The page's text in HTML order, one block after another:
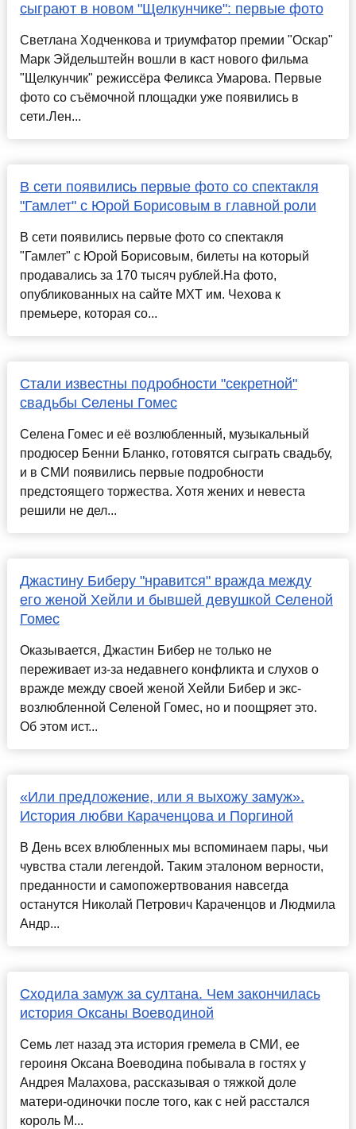
сыграют в новом "Щелкунчике": первые фото
Светлана Ходченкова и триумфатор премии "Оскар"
Марк Эйдельштейн вошли в каст нового фильма
"Щелкунчик" режиссёра Феликса Умарова. Первые
фото со съёмочной площадки уже появились в
сети.Лен...
В сети появились первые фото со спектакля
"Гамлет" с Юрой Борисовым в главной роли
В сети появились первые фото со спектакля
"Гамлет" с Юрой Борисовым, билеты на который
продавались за 170 тысяч рублей.На фото,
опубликованных на сайте МХТ им. Чехова к
премьере, которая со...
Стали известны подробности "секретной"
свадьбы Селены Гомес
Селена Гомес и её возлюбленный, музыкальный
продюсер Бенни Бланко, готовятся сыграть свадьбу,
и в СМИ появились первые подробности
предстоящего торжества. Хотя жених и невеста
решили не дел...
Джастину Биберу "нравится" вражда между
его женой Хейли и бывшей девушкой Селеной
Гомес
Оказывается, Джастин Бибер не только не
переживает из-за недавнего конфликта и слухов о
вражде между своей женой Хейли Бибер и экс-
возлюбленной Селеной Гомес, но и поощряет это.
Об этом ист...
«Или предложение, или я выхожу замуж».
История любви Караченцова и Поргиной
В День всех влюбленных мы вспоминаем пары, чьи
чувства стали легендой. Таким эталоном верности,
преданности и самопожертвования навсегда
останутся Николай Петрович Караченцов и Людмила
Андр...
Сходила замуж за султана. Чем закончилась
история Оксаны Воеводиной
Семь лет назад эта история гремела в СМИ, ее
героиня Оксана Воеводина побывала в гостях у
Андрея Малахова, рассказывая о тяжкой доле
матери-одиночки после того, как с ней расстался
король М...